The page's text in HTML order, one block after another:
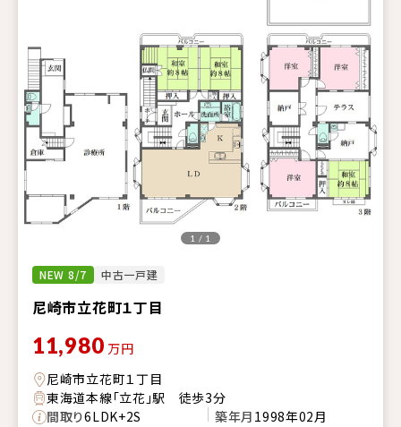
NEW 8/7 中古一戸建
尼崎市立花町１丁目
1 / 1
11,980 万円
尼崎市立花町１丁目
東海道本線「立花」駅 徒歩3分
間取り6LDK+2S 築年月 1998年02月